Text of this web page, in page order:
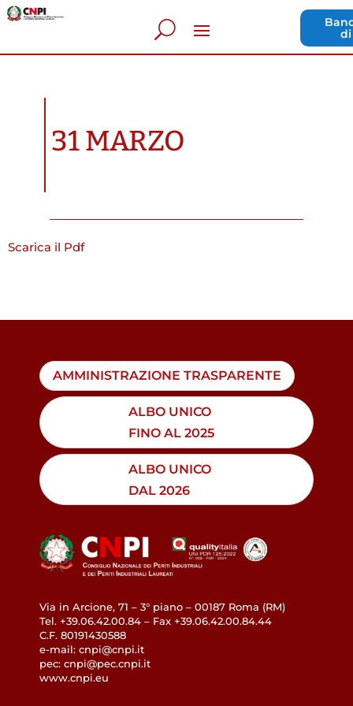
31 MARZO
Scarica il Pdf
AMMINISTRAZIONE TRASPARENTE
ALBO UNICO
FINO AL 2025
ALBO UNICO
DAL 2026
Via in Arcione, 71 – 3° piano – 00187 Roma (RM)
Tel. +39.06.42.00.84 – Fax +39.06.42.00.84.44
C.F. 80191430588
e-mail: cnpi@cnpi.it
pec: cnpi@pec.cnpi.it
www.cnpi.eu